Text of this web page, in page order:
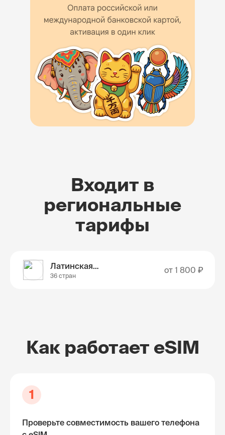
Входит в
региональные
тарифы
Латинская Америка
36 стран
от 1 800 ₽
Как работает eSIM
1
Проверьте совместимость вашего телефона